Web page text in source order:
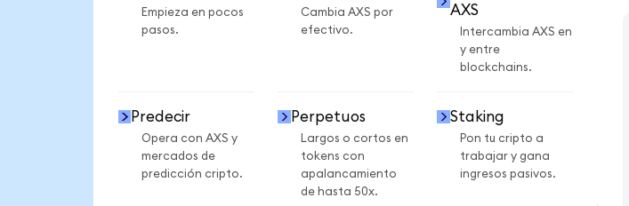
Empieza en pocos
pasos.
Cambia AXS por
efectivo.
AXS
Intercambia AXS en
y entre
blockchains.
Predecir
Opera con AXS y
mercados de
predicción cripto.
Perpetuos
Largos o cortos en
tokens con
apalancamiento
de hasta 50x.
Staking
Pon tu cripto a
trabajar y gana
ingresos pasivos.